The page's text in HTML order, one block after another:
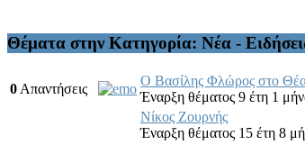
Θέματα στην Κατηγορία: Νέα -
0 Απαντήσεις
Ο Βασίλης Φλώρος στο
Έναρξη θέματος 9 έτη 1
Νίκος Ζουρνής
Έναρξη θέματος 15 έτη 8